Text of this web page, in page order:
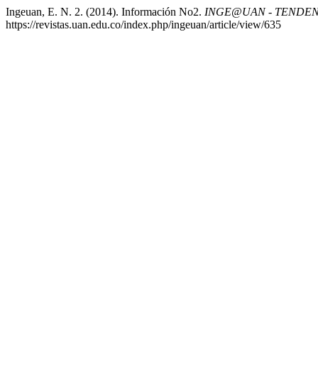
Ingeuan, E. N. 2. (2014). Información No2. INGE@UAN -
https://revistas.uan.edu.co/index.php/ingeuan/article/view/635